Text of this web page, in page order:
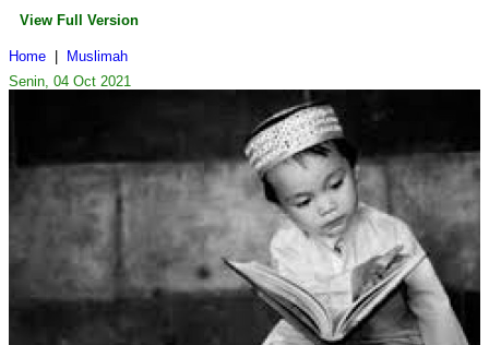
View Full Version
Home
Muslimah
Senin, 04 Oct 2021